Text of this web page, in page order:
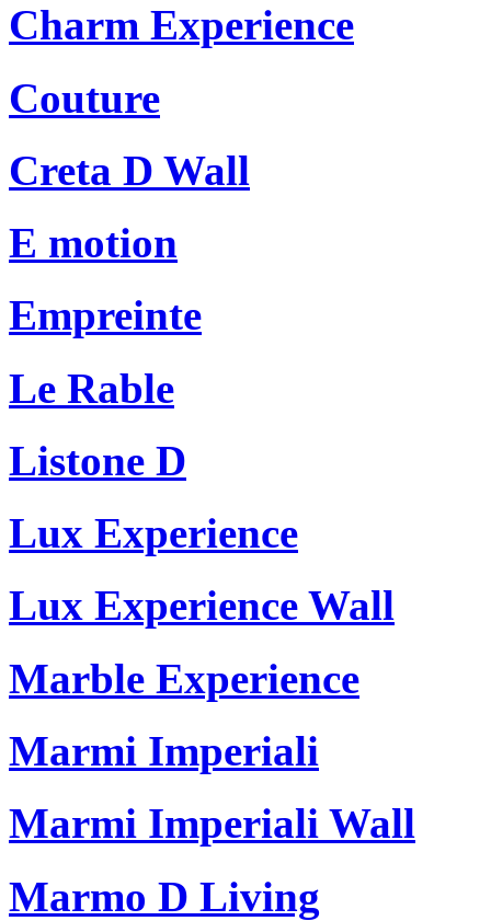
Charm Experience
Couture
Creta D Wall
E motion
Empreinte
Le Rable
Listone D
Lux Experience
Lux Experience Wall
Marble Experience
Marmi Imperiali
Marmi Imperiali Wall
Marmo D Living